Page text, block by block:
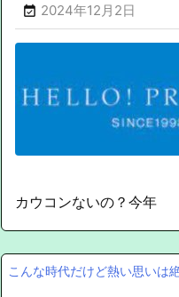
 2024年12月2日
カウコンないの？今年
こんな時代だけど熱い思いは